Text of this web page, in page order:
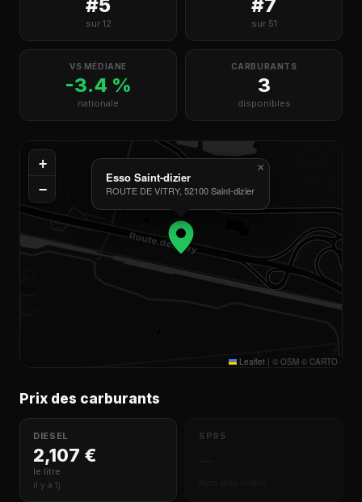
#5
sur 12
#7
sur 51
VS MÉDIANE
-3.4 %
nationale
CARBURANTS
3
disponibles
Esso Saint-dizier
ROUTE DE VITRY, 52100 Saint-dizier
×
+
−
Leaflet | © OSM © CARTO
Prix des carburants
DIESEL
2,107 €
le litre
il y a 1j
SP95